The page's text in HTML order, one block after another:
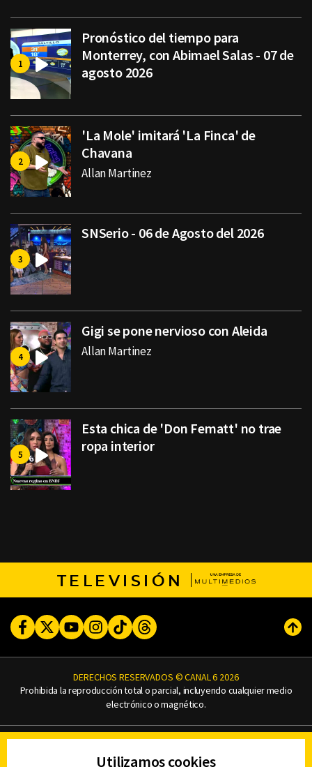
Pronóstico del tiempo para
Monterrey, con Abimael Salas - 07 de
agosto 2026
'La Mole' imitará 'La Finca' de
Chavana
Allan Martinez
SNSerio - 06 de Agosto del 2026
Gigi se pone nervioso con Aleida
Allan Martinez
Esta chica de 'Don Fematt' no trae
ropa interior
TELEVISIÓN
FacebookTwitterYoutubeInstagram
TikTokThreads
DERECHOS RESERVADOS © CANAL 6 2026
Prohibida la reproducción total o parcial, incluyendo cualquier medio
electrónico o magnético.
AVISO DE PRIVACIDAD
Utilizamos cookies